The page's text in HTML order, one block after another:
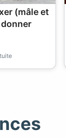
(mâle et